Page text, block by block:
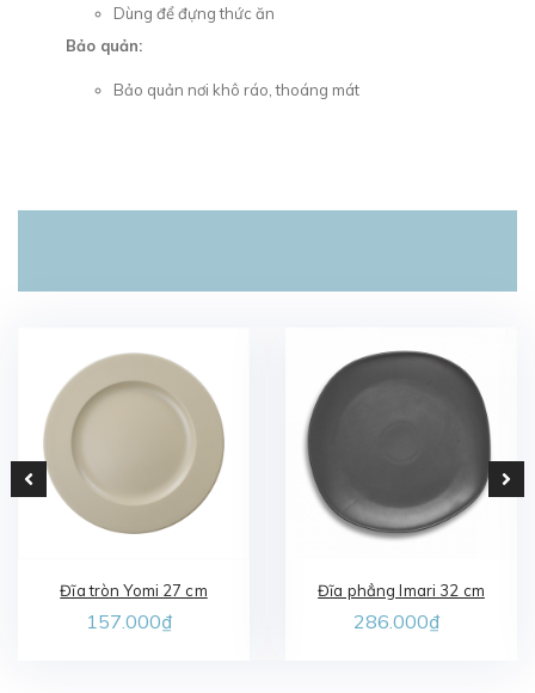
Dùng để đựng thức ăn
Bảo quản:
Bảo quản nơi khô ráo, thoáng mát
Đĩa tròn Yomi 27 cm
157.000₫
Đĩa phẳng Imari 32 cm
286.000₫